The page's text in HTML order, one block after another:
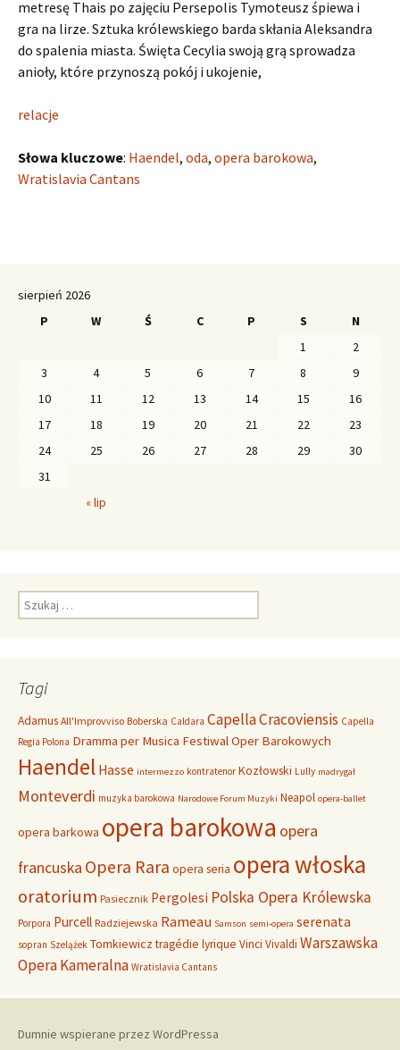
metresę Thais po zajęciu Persepolis Tymoteusz śpiewa i
gra na lirze. Sztuka królewskiego barda skłania Aleksandra
do spalenia miasta. Święta Cecylia swoją grą sprowadza
anioły, które przynoszą pokój i ukojenie,
relacje
Słowa kluczowe: Haendel, oda, opera barokowa,
Wratislavia Cantans
sierpień 2026
P
W Ś C P S N
« lip
1
2
3
4 5 6 7 8
9
10
11 12 13 14 15
16
17
18 19 20 21 22
23
24
25 26 27 28 29
30
31
z
Tagi
Adamus All'Improvviso Boberska Caldara Capella Cracoviensis Capella
Regia Polona Dramma per Musica Festiwal Oper Barokowych
Haendel Hasse intermezzo kontratenor Kozłowski Lully madrygał
Monteverdi muzyka barokowa Narodowe Forum Muzyki Neapol opera-ballet
opera barkowa opera barokowa opera
francuska Opera Rara opera seria opera włoska
oratorium Pasiecznik Pergolesi Polska Opera Królewska
Porpora Purcell Radziejewska Rameau Samson semi-opera serenata
sopran Szelążek Tomkiewicztragédie lyrique Vinci Vivaldi Warszawska
Opera Kameralna Wratislavia Cantans
Dumnie wspierane przez WordPressa